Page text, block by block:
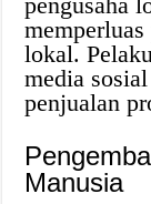
lokal.
media
penjualan
Manusia